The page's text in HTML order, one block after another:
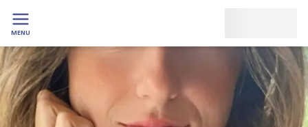
MENU